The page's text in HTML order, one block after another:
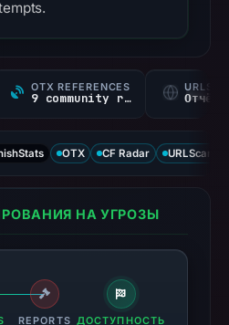
OTX REFERENCES
9 community refs Отчёт
OTX CF Radar URLScan
НА УГРОЗЫ
REPORTS ДОСТУПНОСТЬ